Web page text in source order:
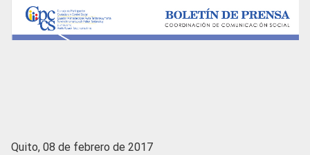
Quito, 08 de febrero de 2017